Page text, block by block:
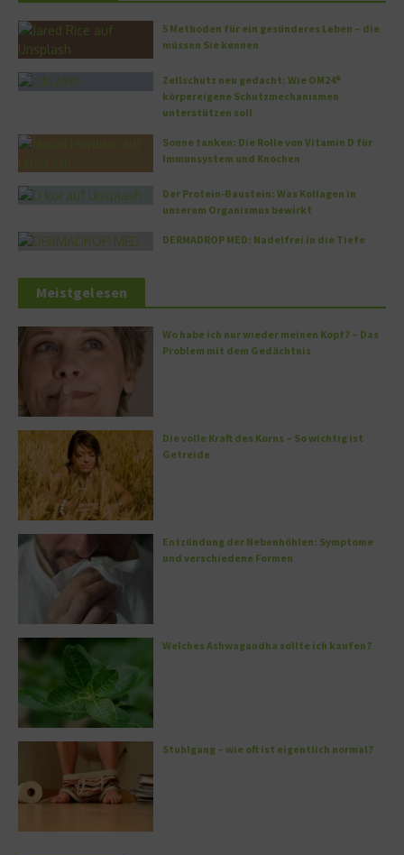
5 Methoden für ein gesünderes Leben – die
müssen Sie kennen
Zellschutz neu gedacht: Wie OM24®
körpereigene Schutzmechanismen
unterstützen soll
Sonne tanken: Die Rolle von Vitamin D für
Immunsystem und Knochen
Der Protein-Baustein: Was Kollagen in
unserem Organismus bewirkt
DERMADROP MED: Nadelfrei in die Tiefe
Meistgelesen
Wo habe ich nur wieder meinen Kopf? – Das
Problem mit dem Gedächtnis
Die volle Kraft des Korns – So wichtig ist
Getreide
Entzündung der Nebenhöhlen: Symptome
und verschiedene Formen
Welches Ashwagandha sollte ich kaufen?
Stuhlgang – wie oft ist eigentlich normal?